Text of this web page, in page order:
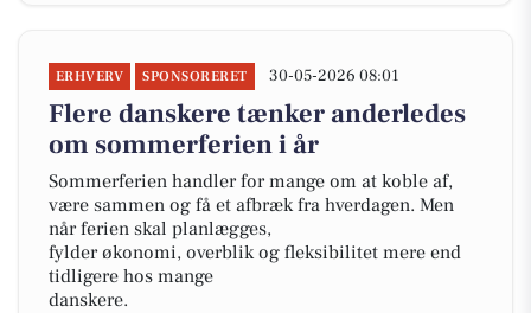
ERHVERV SPONSORERET 30-05-2026 08:01
Flere danskere tænker anderledes
om sommerferien i år
Sommerferien handler for mange om at koble af,
være sammen og få et afbræk fra hverdagen. Men
når ferien skal planlægges,
fylder økonomi, overblik og fleksibilitet mere end
tidligere hos mange
danskere.